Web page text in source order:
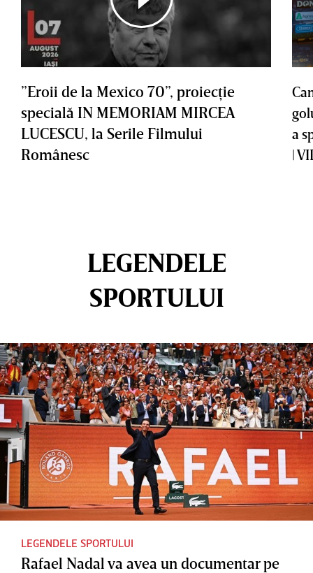
”Eroii de la Mexico 70”, proiecţie
specială IN MEMORIAM MIRCEA
LUCESCU, la Serile Filmului
Românesc
a
|
LEGENDELE
SPORTULUI
LEGENDELE SPORTULUI
Rafael Nadal va avea un documentar pe